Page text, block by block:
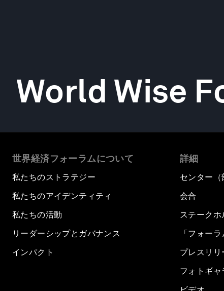
World Wise
世界経済フォーラムについて
私たちのストラテジー
私たちのアイデンティティ
私たちの活動
リーダーシップとガバナンス
インパクト
詳細
センター（
会合
ステークホ
「フォー
プレスリリ
フォトギャ